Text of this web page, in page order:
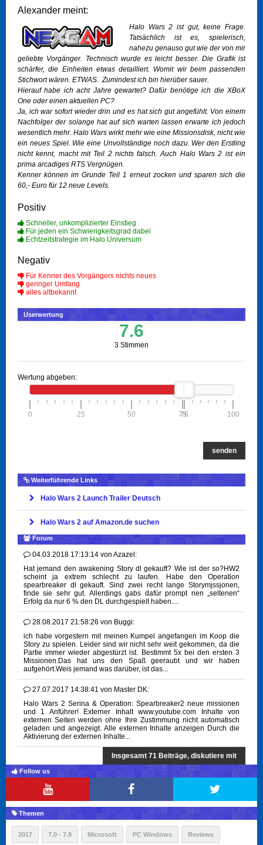
Alexander meint:
Halo Wars 2 ist gut, keine Frage.
Tatsächlich ist es, spielerisch,
nahezu genauso gut wie der von mir
geliebte Vorgänger. Technisch wurde es leicht besser. Die Grafik ist
schärfer, die Einheiten etwas detailliert. Womit wir beim passenden
Stichwort wären. ETWAS. Zumindest ich bin hierüber sauer.
Hierauf habe ich acht Jahre gewartet? Dafür benötige ich die XBoX
One oder einen aktuellen PC?
Ja, ich war sofort wieder drin und es hat sich gut angefühlt. Von einem
Nachfolger der solange hat auf sich warten lassen erwarte ich jedoch
wesentlich mehr. Halo Wars wirkt mehr wie eine Missionsdisk, nicht wie
ein neues Spiel. Wie eine Unvollständige noch dazu. Wer den Erstling
nicht kennt, macht mit Teil 2 nichts falsch. Auch Halo Wars 2 ist ein
prima arcadiges RTS Vergnügen.
Kenner können im Grunde Teil 1 erneut zocken und sparen sich die
60,- Euro für 12 neue Levels.
Positiv
Schneller, unkomplizierter Einstieg
Für jeden ein Schwierigkeitsgrad dabei
Echtzeitstrategie im Halo Universum
Negativ
Für Kenner des Vorgängers nichts neues
geringer Umfang
alles altbekannt
Userwertung
7.6
3 Stimmen
Wertung abgeben:
0 25 50 75
76 100
senden
Weiterführende Links
Halo Wars 2 Launch Trailer Deutsch
Halo Wars 2 auf Amazon.de suchen
Forum
04.03.2018 17:13:14 von Azazel:
Hat jemand den awakening Story dl gekauft? Wie ist der so?HW2
scheint ja extrem schlecht zu laufen. Habe den Operation
spearbreaker dl gekauft. Sind zwei recht lange Storymjssjonen,
finde sie sehr gut. Allerdings gabs dafür prompt nen „seltenen“
Erfolg da nur 6 % den DL durchgespielt haben....
28.08.2017 21:58:26 von Buggi:
ich habe vorgestern mit meinen Kumpel angefangen im Koop die
Story zu spielen. Leider sind wir nicht sehr weit gekommen, da die
Partie immer wieder abgestürzt ist. Bestimmt 5x bei den ersten 3
Missionen.Das hat uns den Spaß geeraubt und wir haben
aufgehört.Weis jemand was darüber, ist das...
27.07.2017 14:38:41 von Master DK:
Halo Wars 2 Serina & Operation: Spearbreaker2 neue missionen
und 1 Anführer! Externer Inhalt www.youtube.com Inhalte von
externen Seiten werden ohne Ihre Zustimmung nicht automatisch
geladen und angezeigt. Alle externen Inhalte anzeigen Durch die
Aktivierung der externen Inhalte...
Insgesamt 71 Beiträge, diskutiere mit
Follow us
Themen
2017 7.0 - 7.9 Microsoft PC Windows Reviews